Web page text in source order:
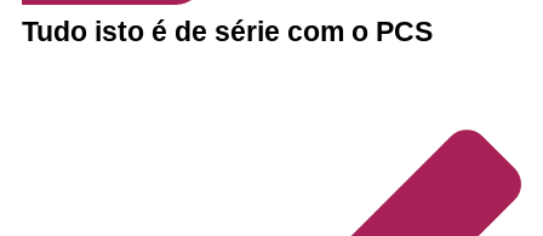
Tudo isto é de série com o PCS